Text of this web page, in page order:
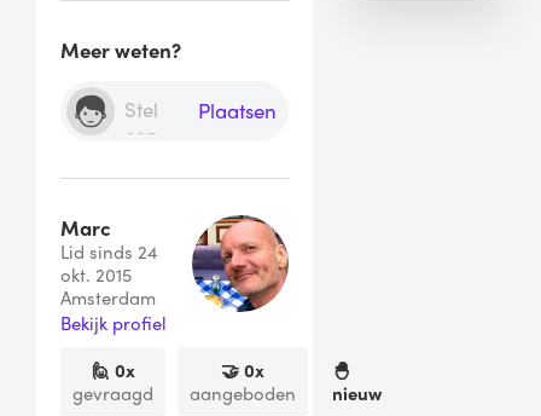
Meer weten?
Plaatsen
Marc
Lid sinds 24
okt. 2015
Amsterdam
Bekijk profiel
🙋 0x
gevraagd
🤝0x
aangeboden
🐣
nieuw